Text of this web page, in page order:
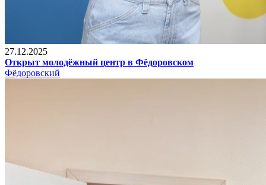
27.12.2025
Открыт молодёжный центр в Фёдоровском
Фёдоровский